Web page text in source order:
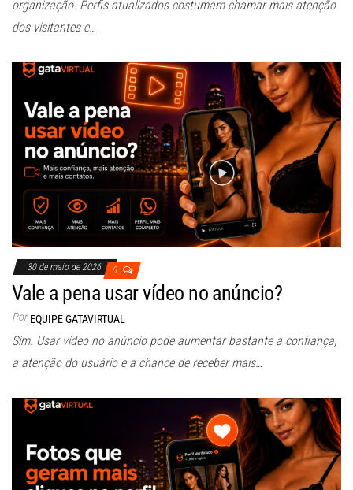
organização. Perfis atualizados costumam chamar mais atenção
dos visitantes e…
30 de maio de 2026 0
Vale a pena usar vídeo no anúncio?
Por EQUIPE GATAVIRTUAL
Sim. Usar vídeo no anúncio pode aumentar bastante a confiança,
a atenção do usuário e a chance de receber mais…